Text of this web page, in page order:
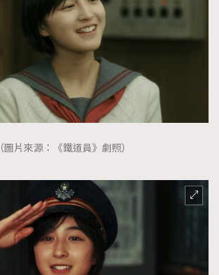
（圖片來源：《鐵道員》劇照）